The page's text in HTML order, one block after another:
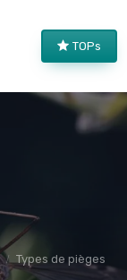
TOPs
Types de pièges